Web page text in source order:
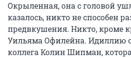
Окрыленная, она с головой
казалось, никто не способен
предвкушения. Никто, кроме
Уильяма Офилейна. Идиллию
коллега Колин Шипман,